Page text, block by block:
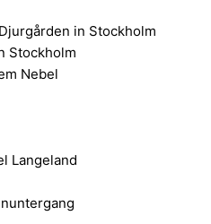
in Stockholm
Stockholm
Nebel
Langeland